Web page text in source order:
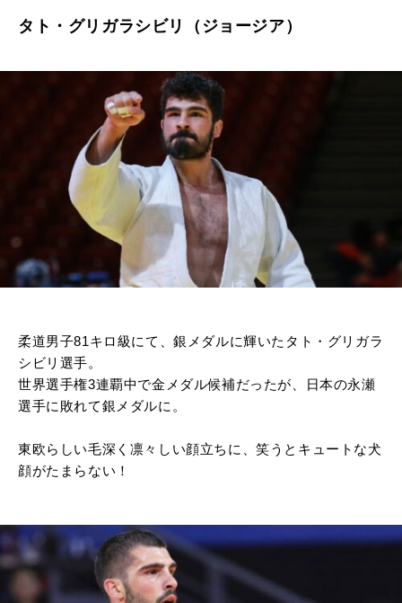
タト・グリガラシビリ（ジョージア）
柔道男子81キロ級にて、銀メダルに輝いたタト・グリガラ
シビリ選手。
世界選手権3連覇中で金メダル候補だったが、日本の永瀬
選手に敗れて銀メダルに。
東欧らしい毛深く凛々しい顔立ちに、笑うとキュートな犬
顔がたまらない！